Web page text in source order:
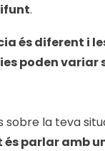
.
és diferent i
poden variar
sobre la teva
és parlar amb